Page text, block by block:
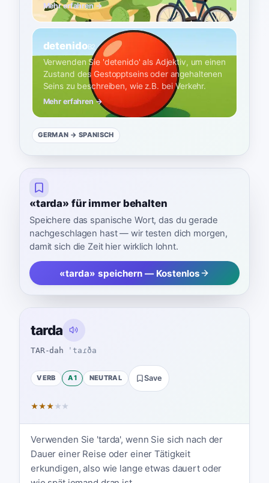
Mehr erfahren →
detenidoB2
Verwenden Sie 'detenido' als Adjektiv, um einen
Zustand des Gestopptseins oder angehaltenen
Seins zu beschreiben, wie z.B. bei Verkehr.
Mehr erfahren →
GERMAN → SPANISCH
«tarda» für immer behalten
Speichere das spanische Wort, das du gerade
nachgeschlagen hast — wir testen dich morgen,
damit sich die Zeit hier wirklich lohnt.
«tarda» speichern — Kostenlos
tarda
TAR-dah ˈtaɾða
VERB A1 NEUTRAL Save
★★★ ★ ★
Verwenden Sie 'tarda', wenn Sie sich nach der
Dauer einer Reise oder einer Tätigkeit
erkundigen, also wie lange etwas dauert oder